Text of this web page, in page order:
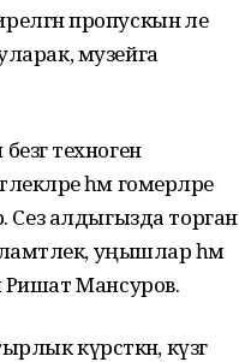
пропускын әле
музейга
техноген
һәм гомерләре
Сез алдыгызда торган
уңышлар һәм
Мансуров.
күрсәткән, күзгә